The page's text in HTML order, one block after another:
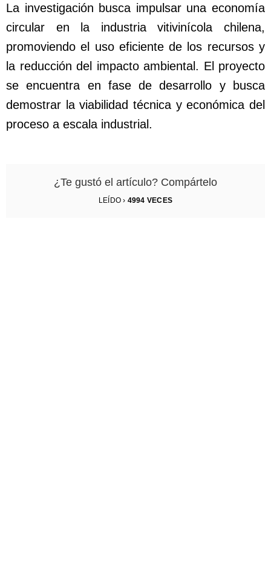
La investigación busca impulsar una economía
circular en la industria vitivinícola chilena,
promoviendo el uso eficiente de los recursos y
la reducción del impacto ambiental. El proyecto
se encuentra en fase de desarrollo y busca
demostrar la viabilidad técnica y económica del
proceso a escala industrial.
¿Te gustó el artículo? Compártelo
LEÍDO › 4994 VECES